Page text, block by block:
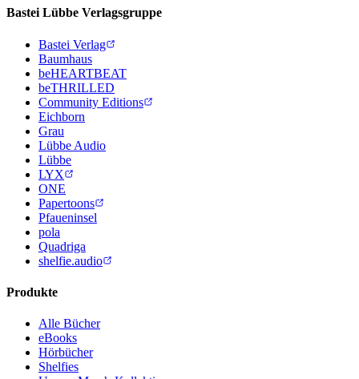
Bastei Lübbe Verlagsgruppe
Bastei Verlag
Baumhaus
beHEARTBEAT
beTHRILLED
Community Editions
Eichborn
Grau
Lübbe Audio
Lübbe
LYX
ONE
Papertoons
Pfaueninsel
pola
Quadriga
shelfie.audio
Produkte
Alle Bücher
eBooks
Hörbücher
Shelfies